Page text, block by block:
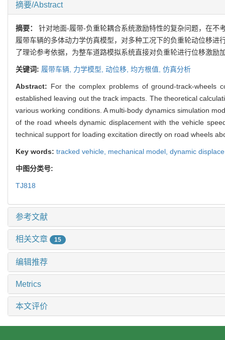
摘要/Abstract
摘要： 针对地面-履带-负重轮耦合系统激励特性的复杂问题，在不
履带车辆的多体动力学仿真模型，对多种工况下的负重轮动位移
了理论参考依据，为整车道路模拟系统直接对负重轮进行位移激励
关键词: 履带车辆, 力学模型, 动位移, 均方根值, 仿真分析
Abstract: For the complex problems of ground-track-wheels
established leaving out the track impacts. The theoretical
various working conditions. A multi-body dynamics simulation
of the road wheels dynamic displacement with the vehicle
technical support for loading excitation directly on road wheels
Key words: tracked vehicle, mechanical model, dynamic
中图分类号:
TJ818
参考文献
相关文章 15
编辑推荐
Metrics
本文评价